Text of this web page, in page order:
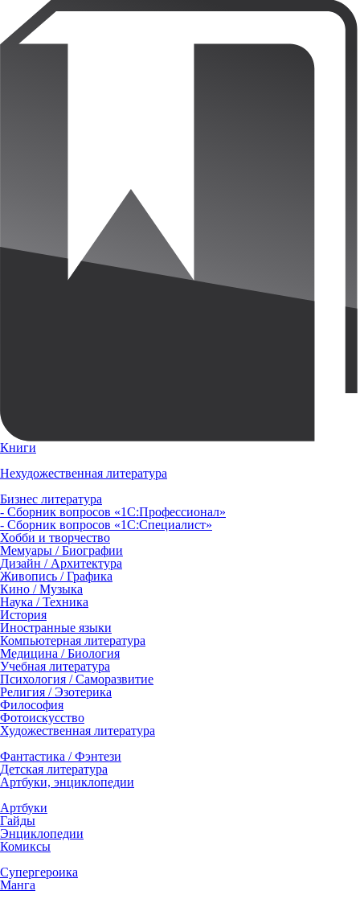
Книги
Нехудожественная литература
Бизнес литература
- Сборник вопросов «1С:Профессионал»
- Сборник вопросов «1С:Специалист»
Хобби и творчество
Мемуары / Биографии
Дизайн / Архитектура
Живопись / Графика
Кино / Музыка
Наука / Техника
История
Иностранные языки
Компьютерная литература
Медицина / Биология
Учебная литература
Психология / Саморазвитие
Религия / Эзотерика
Философия
Фотоискусство
Художественная литература
Фантастика / Фэнтези
Детская литература
Артбуки, энциклопедии
Артбуки
Гайды
Энциклопедии
Комиксы
Супергероика
Манга